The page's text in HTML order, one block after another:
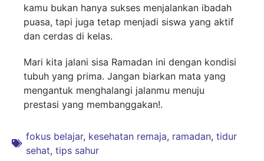
kamu bukan hanya sukses menjalankan ibadah
puasa, tapi juga tetap menjadi siswa yang aktif
dan cerdas di kelas.
Mari kita jalani sisa Ramadan ini dengan kondisi
tubuh yang prima. Jangan biarkan mata yang
mengantuk menghalangi jalanmu menuju
prestasi yang membanggakan!.
fokus belajar, kesehatan remaja, ramadan, tidur
sehat, tips sahur